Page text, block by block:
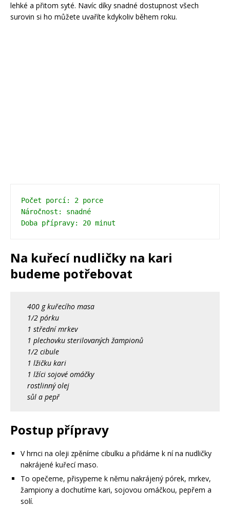
lehké a přitom syté. Navíc díky snadné dostupnost všech
surovin si ho můžete uvaříte kdykoliv během roku.
Počet porcí: 2 porce
Náročnost: snadné
Doba přípravy: 20 minut
Na kuřecí nudličky na kari
budeme potřebovat
400 g kuřecího masa
1/2 pórku
1 střední mrkev
1 plechovku sterilovaných žampionů
1/2 cibule
1 lžičku kari
1 lžíci sojové omáčky
rostlinný olej
sůl a pepř
Postup přípravy
V hrnci na oleji zpěníme cibulku a přidáme k ní na nudličky
nakrájené kuřecí maso.
To opečeme, přisypeme k němu nakrájený pórek, mrkev,
žampiony a dochutíme kari, sojovou omáčkou, pepřem a
solí.